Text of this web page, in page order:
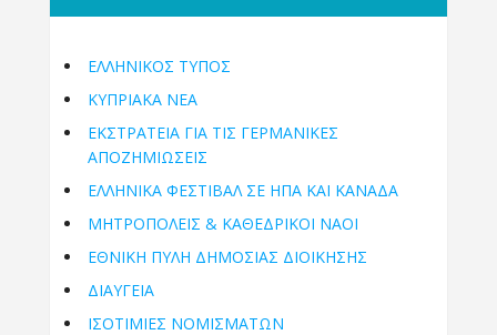
ΕΛΛΗΝΙΚΟΣ ΤΥΠΟΣ
ΚΥΠΡΙΑΚΑ ΝΕΑ
ΕΚΣΤΡΑΤΕΙΑ ΓΙΑ ΤΙΣ ΓΕΡΜΑΝΙΚΕΣ
ΑΠΟΖΗΜΙΩΣΕΙΣ
ΕΛΛΗΝΙΚΆ ΦΕΣΤΙΒΆΛ ΣΕ ΗΠΑ ΚΑΙ ΚΑΝΑΔΑ
ΜΗΤΡΟΠΌΛΕΙΣ & ΚΑΘΕΔΡΙΚΟΊ ΝΑΟΊ
ΕΘΝΙΚΉ ΠΎΛΗ ΔΗΜΌΣΙΑΣ ΔΙΟΊΚΗΣΗΣ
ΔΙΑΥΓΕΙΑ
ΙΣΟΤΙΜΙΕΣ ΝΟΜΙΣΜΑΤΩΝ